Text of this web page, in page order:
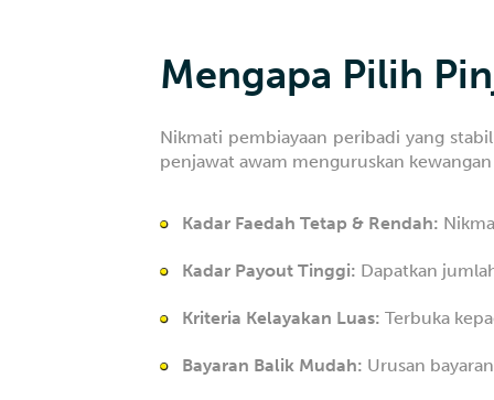
Mengapa Pilih
Nikmati pembiayaan peribadi yang
penjawat awam menguruskan
Kadar Faedah Tetap & Rendah:
Kadar Payout Tinggi: Dapatkan
Kriteria Kelayakan Luas: Terbuka
Bayaran Balik Mudah: Urusan